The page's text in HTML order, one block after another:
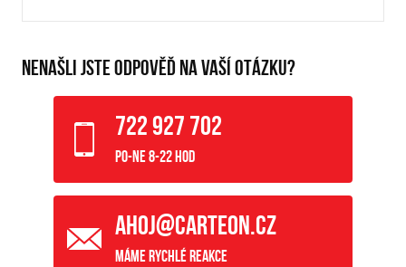
NENAŠLI JSTE ODPOVĚĎ NA VAŠÍ OTÁZKU?
722 927 702
Po-Ne 8-22 hod
ahoj@carteon.cz
Máme rychlé reakce